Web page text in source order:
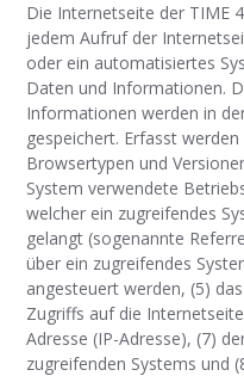
Die Internetseite der TIME
jedem Aufruf der
oder ein automatisiertes
Daten und Informationen.
Informationen werden in
gespeichert. Erfasst
Browsertypen und
System verwendete
welcher ein zugreifendes
gelangt (sogenannte
über ein zugreifendes
angesteuert werden, (5)
Zugriffs auf die
Adresse (IP-Adresse), (7)
zugreifenden Systems und